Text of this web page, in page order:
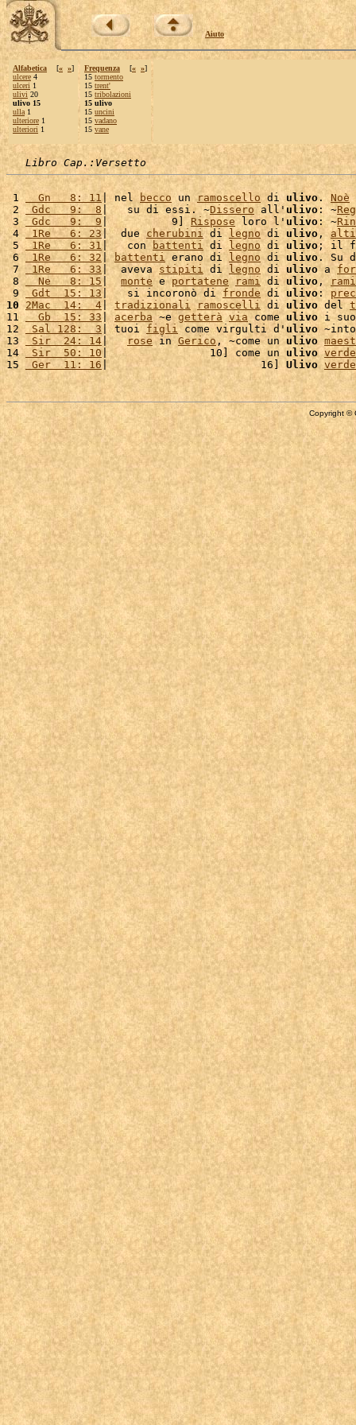
Aiuto
Alfabetica [« »]
ulcere 4
ulceri 1
ulivi 20
ulivo 15
ulla 1
ulteriore 1
ulteriori 1
Frequenza [« »]
15 tormento
15 trent'
15 tribolazioni
15 ulivo
15 uncini
15 vadano
15 vane
Libro Cap.:Versetto
1
  Gn   8: 11
| nel becco un ramoscello di ulivo . Noè
2 Gdc   9:  8 |   su di essi. ~Dissero all'ulivo : ~
3 Gdc   9:  9 |          9] Rispose loro l' ulivo : ~
4
1Re   6: 23|  due cherubini di legno di ulivo, alti
5 1Re   6: 31 |   con battenti di legno di ulivo; il
6 1Re   6: 32 | battenti erano di legno di ulivo . Su
7
1Re   6: 33|  aveva stipiti di legno di ulivo a
8
  Ne   8: 15
| monte e portatene rami di ulivo , rami
9 Gdt  15: 13|   si incoronò di fronde di ulivo:
10 2Mac  14:  4 | tradizionali ramoscelli di ulivo del
11
  Gb  15: 33
| acerba ~e getterà via come ulivo i
12
Sal 128:  3 | tuoi figli come virgulti d' ulivo
13
Sir  24: 14| rose in Gerico, ~come un ulivo
14 Sir  50: 10 |                10] come un ulivo
15 Ger  11: 16 |                        16] Ulivo verde
Copyright ©